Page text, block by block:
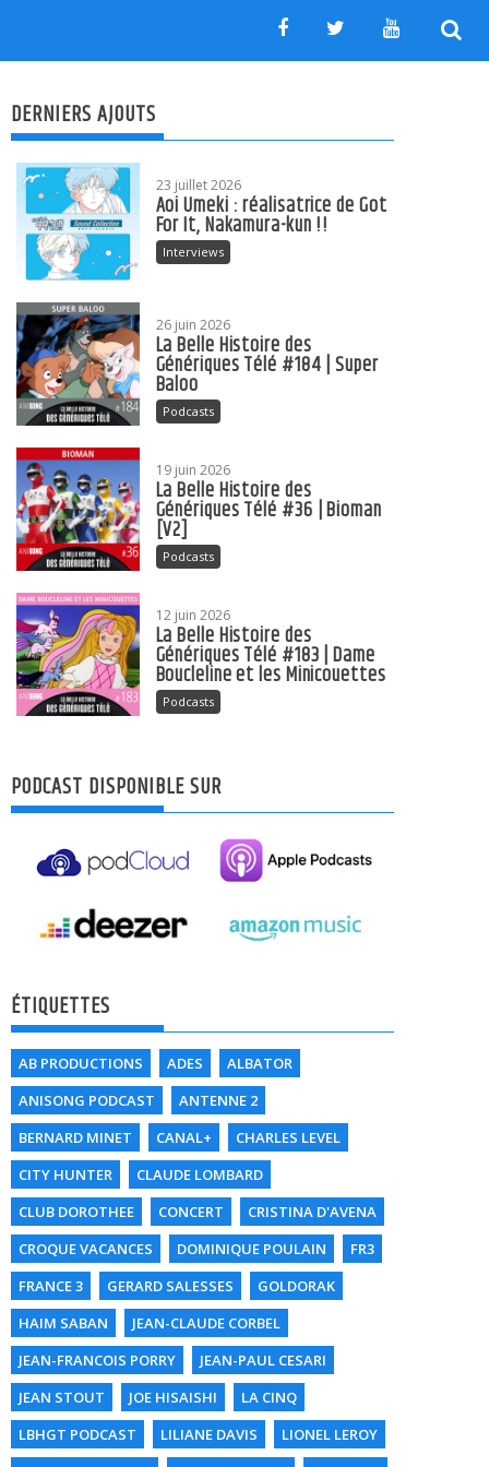
DERNIERS AJOUTS
23 juillet 2026
Aoi Umeki : réalisatrice de Got
For It, Nakamura-kun !!
Interviews
26 juin 2026
La Belle Histoire des
Génériques Télé #184 | Super
Baloo
Podcasts
19 juin 2026
La Belle Histoire des
Génériques Télé #36 | Bioman
[V2]
Podcasts
12 juin 2026
La Belle Histoire des
Génériques Télé #183 | Dame
Boucleline et les Minicouettes
Podcasts
PODCAST DISPONIBLE SUR
ÉTIQUETTES
AB PRODUCTIONS ADES
ALBATOR
ANISONG PODCAST
ANTENNE 2
BERNARD MINET
CANAL+
CHARLES LEVEL
CITY HUNTER
CLAUDE LOMBARD
CLUB DOROTHEE
CONCERT
CRISTINA D'AVENA
CROQUE VACANCES
DOMINIQUE POULAIN
FR3
FRANCE 3
GERARD SALESSES
GOLDORAK
HAIM SABAN
JEAN-CLAUDE CORBEL
JEAN-FRANCOIS PORRY
JEAN-PAUL CESARI
JEAN STOUT
JOE HISAISHI
LA CINQ
LBHGT PODCAST
LILIANE DAVIS
LIONEL LEROY